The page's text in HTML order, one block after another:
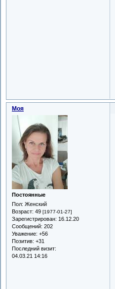
Моя
Постоянные
Пол: Женский
Возраст: 49 [1977-01-27]
Зарегистрирован: 16.12.20
Сообщений: 202
Уважение: +56
Позитив: +31
Последний визит:
04.03.21 14:16